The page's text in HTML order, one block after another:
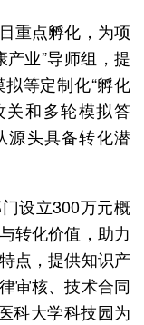
重点孵化，为项
业”导师组，提
等定制化“孵化
关和多轮模拟答
源头具备转化潜
设立300万元概
转化价值，助力
点，提供知识产
审核、技术合同
科大学科技园为